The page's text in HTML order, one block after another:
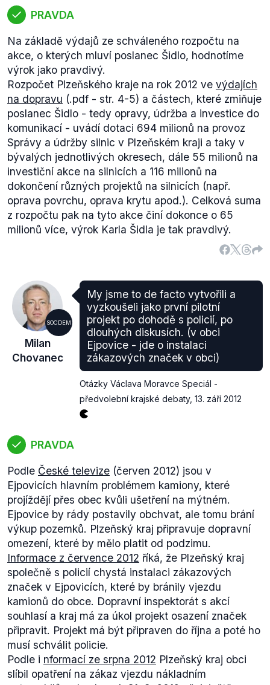
PRAVDA
Na základě výdajů ze schváleného rozpočtu na
akce, o kterých mluví poslanec Šidlo, hodnotíme
výrok jako pravdivý.
Rozpočet Plzeňského kraje na rok 2012 ve výdajích
na dopravu (.pdf - str. 4-5) a částech, které zmiňuje
poslanec Šidlo - tedy opravy, údržba a investice do
komunikací - uvádí dotaci 694 milionů na provoz
Správy a údržby silnic v Plzeňském kraji a taky v
bývalých jednotlivých okresech, dále 55 milionů na
investiční akce na silnicích a 116 milionů na
dokončení různých projektů na silnicích (např.
oprava povrchu, oprava krytu apod.). Celková suma
z rozpočtu pak na tyto akce činí dokonce o 65
milionů více, výrok Karla Šidla je tak pravdivý.
SOCDEM
Milan
Chovanec
My jsme to de facto vytvořili a
vyzkoušeli jako první pilotní
projekt po dohodě s policií, po
dlouhých diskusích. (v obci
Ejpovice - jde o instalaci
zákazových značek v obci)
Otázky Václava Moravce Speciál -
předvolební krajské debaty, 13. září 2012
PRAVDA
Podle České televize (červen 2012) jsou v
Ejpovicích hlavním problémem kamiony, které
projíždějí přes obec kvůli ušetření na mýtném.
Ejpovice by rády postavily obchvat, ale tomu brání
výkup pozemků. Plzeňský kraj připravuje dopravní
omezení, které by mělo platit od podzimu.
Informace z července 2012 říká, že Plzeňský kraj
společně s policií chystá instalaci zákazových
značek v Ejpovicích, které by bránily vjezdu
kamionů do obce. Dopravní inspektorát s akcí
souhlasí a kraj má za úkol projekt osazení značek
připravit. Projekt má být připraven do října a poté ho
musí schválit policie.
Podle i nformací ze srpna 2012 Plzeňský kraj obci
slíbil opatření na zákaz vjezdu nákladním